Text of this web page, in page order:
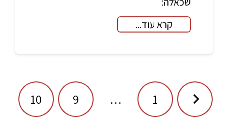
קרא עוד...
ניווט
1
…
9
10